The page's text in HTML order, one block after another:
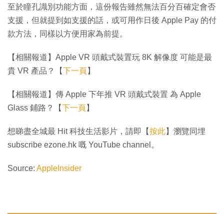
至於瞳孔識別功能方面，這份報告雖然無法百分百確定會否
支援，但就提到如支援的話，或可用作日後 Apple Pay 的付
款方法，同樣以方便用家為前提。
【相關報道】Apple VR 頭戴式裝置玩 8K 解像度 可能是最
貴 VR 產品？【下一頁】
【相關報道】傳 Apple 下年推 VR 頭戴式裝置 為 Apple
Glass 鋪路？【下一頁】
想睇盡全城最 Hit 科技生活影片，請即【按此】瀏覽同埋
subscribe ezone.hk 嘅 YouTube channel。
Source: AppleInsider